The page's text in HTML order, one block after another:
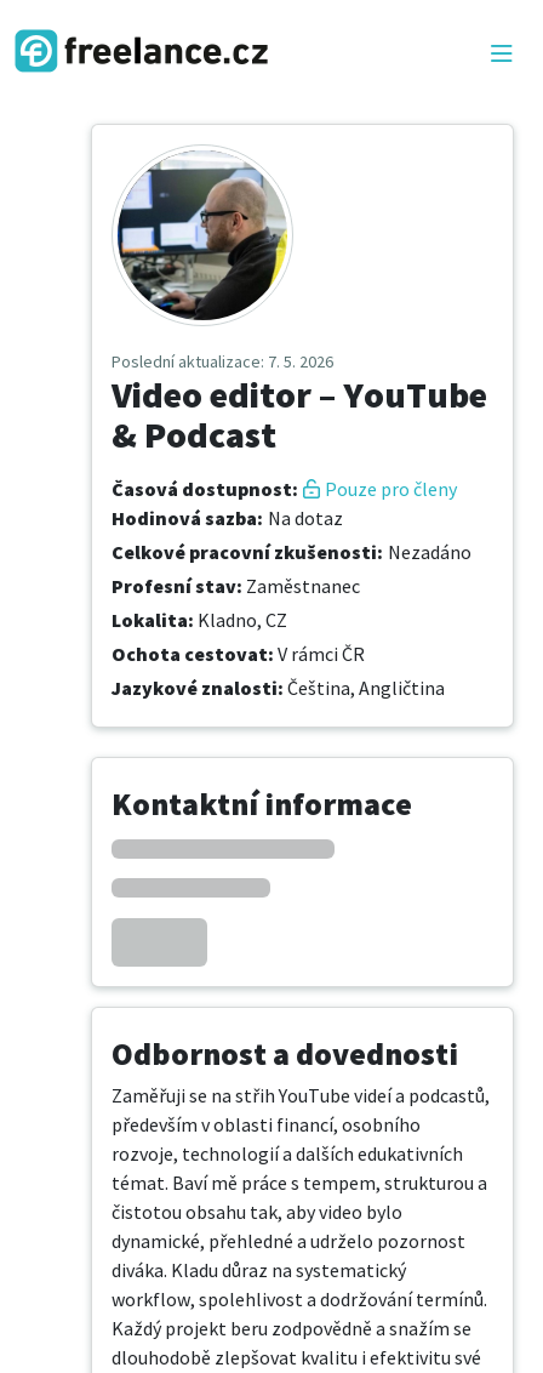
Poslední aktualizace: 7. 5. 2026
Video editor – YouTube
& Podcast
Časová dostupnost:
Pouze pro členy
Hodinová sazba: Na dotaz
Celkové pracovní zkušenosti: Nezadáno
Profesní stav: Zaměstnanec
Lokalita: Kladno, CZ
Ochota cestovat: V rámci ČR
Jazykové znalosti: Čeština, Angličtina
Kontaktní informace
Odbornost a dovednosti
Zaměřuji se na střih YouTube videí a podcastů,
především v oblasti financí, osobního
rozvoje, technologií a dalších edukativních
témat. Baví mě práce s tempem, strukturou a
čistotou obsahu tak, aby video bylo
dynamické, přehledné a udrželo pozornost
diváka. Kladu důraz na systematický
workflow, spolehlivost a dodržování termínů.
Každý projekt beru zodpovědně a snažím se
dlouhodobě zlepšovat kvalitu i efektivitu své